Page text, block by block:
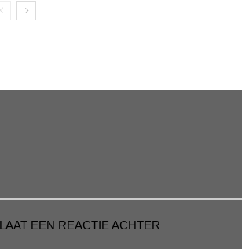
LAAT EEN REACTIE ACHTER